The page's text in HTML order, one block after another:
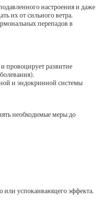
настроения и даже
их от сильного ветра.
перепадов в
провоцирует развитие
и эндокринной системы
необходимые меры до
или успокаивающего эффекта.